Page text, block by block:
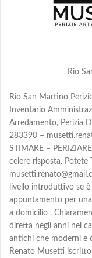
Rio
Rio San Martino
Inventario
Arredamento, Perizia
283390 –
STIMARE –
celere risposta. Potete
livello introduttivo se
appuntamento per
a domicilio .
diretta negli anni nel
antichi che moderni e
Renato Musetti